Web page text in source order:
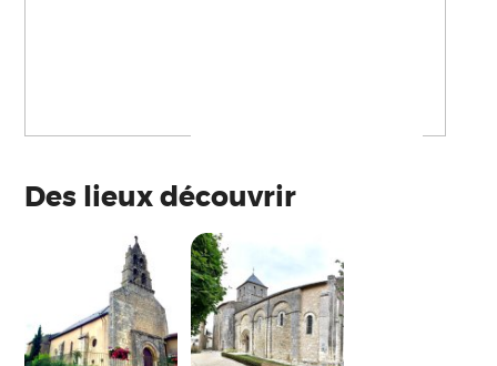
Des lieux découvrir